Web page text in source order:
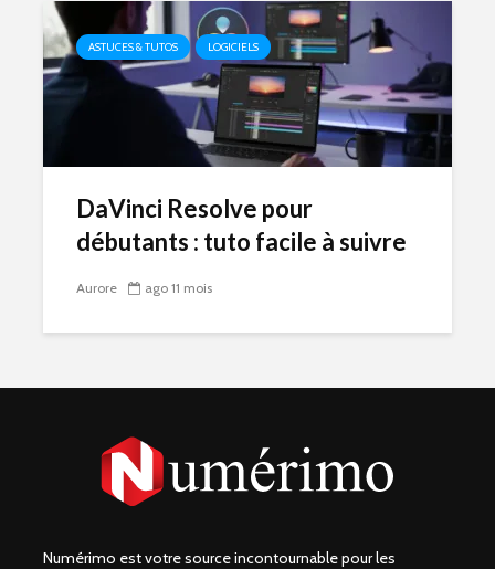
ASTUCES & TUTOS LOGICIELS
DaVinci Resolve pour
débutants : tuto facile à suivre
Aurore ago 11 mois
Numérimo est votre source incontournable pour les